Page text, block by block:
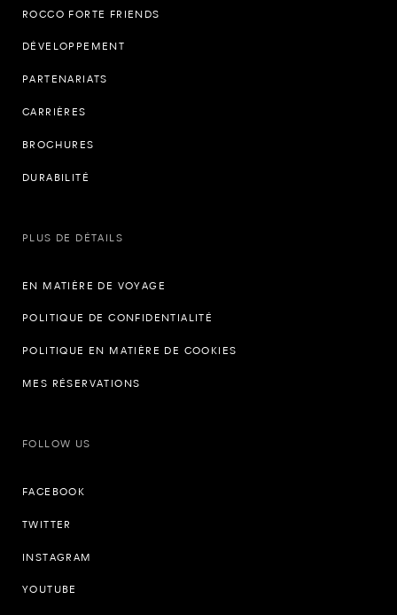
ROCCO FORTE FRIENDS
DÉVELOPPEMENT
PARTENARIATS
CARRIÈRES
BROCHURES
DURABILITÉ
PLUS DE DÉTAILS
EN MATIÈRE DE VOYAGE
POLITIQUE DE CONFIDENTIALITÉ
POLITIQUE EN MATIÈRE DE COOKIES
MES RÉSERVATIONS
FOLLOW US
FACEBOOK
TWITTER
INSTAGRAM
YOUTUBE